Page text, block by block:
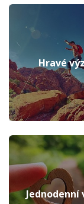
Hravé
Jednodenní